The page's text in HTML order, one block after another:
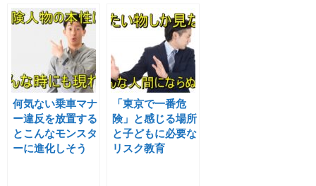
何気ない乗車マナ
ー違反を放置する
とこんなモンスタ
ーに進化しそう
「東京で一番危
険」と感じる場所
と子どもに必要な
リスク教育